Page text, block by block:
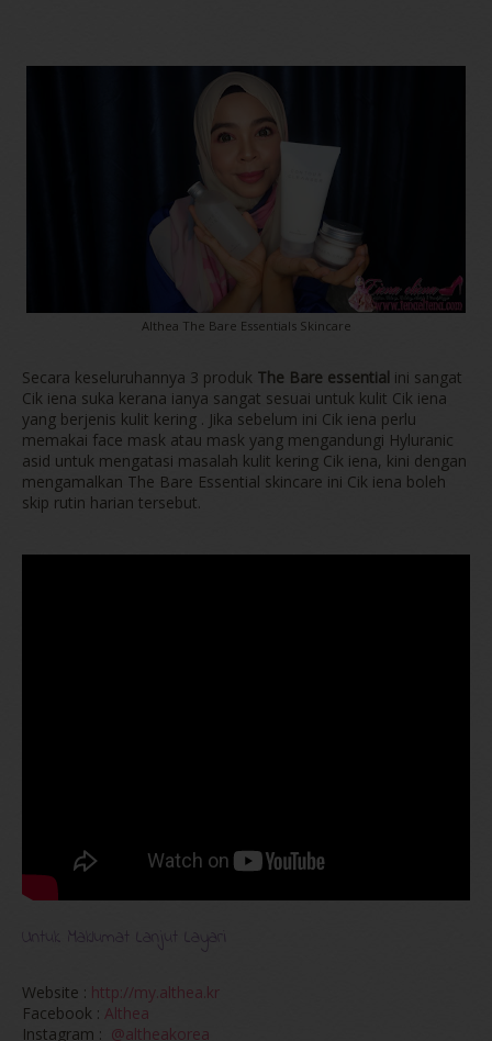
Althea The Bare Essentials Skincare
Secara keseluruhannya 3 produk The Bare essential ini sangat
Cik iena suka kerana ianya sangat sesuai untuk kulit Cik iena
yang berjenis kulit kering . Jika sebelum ini Cik iena perlu
memakai face mask atau mask yang mengandungi Hyluranic
asid untuk mengatasi masalah kulit kering Cik iena, kini dengan
mengamalkan The Bare Essential skincare ini Cik iena boleh
skip rutin harian tersebut.
Untuk Maklumat Lanjut Layari
Website : http://my.althea.kr
Facebook : Althea
Instagram : @altheakorea